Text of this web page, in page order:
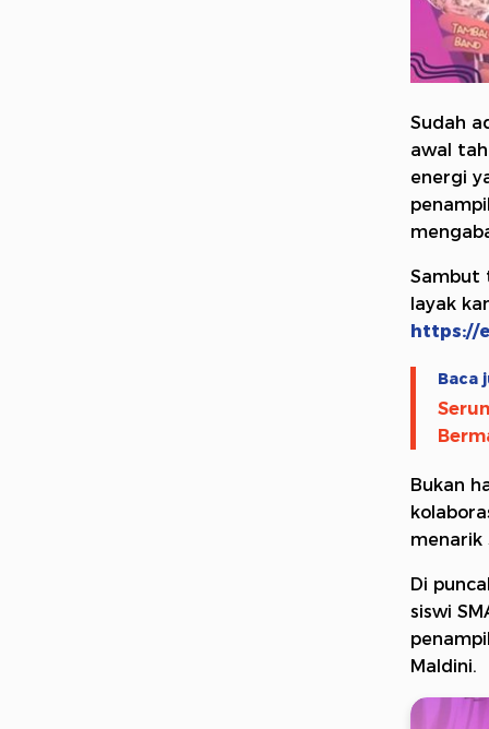
Sudah
awal
energi
Sambut
layak
https://
Baca
Bukan
menarik
Di
siswi
Maldini.